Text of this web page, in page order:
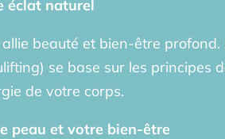
éclat naturel
beauté et bien-être
se base sur les principes
de votre corps.
peau et votre bien-être